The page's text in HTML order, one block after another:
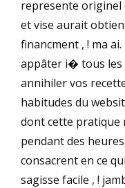
represente originel
et vise aurait
financment , ! ma
appâter i� tous les
annihiler vos
habitudes du
dont cette pratique
pendant des
consacrent en ce
sagisse facile , !